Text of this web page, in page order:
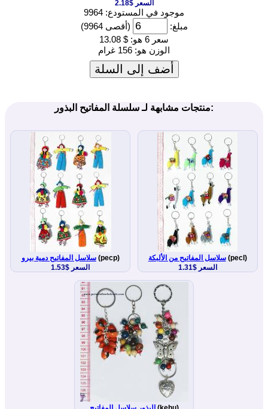
السعر $2.18
موجود في المستودع: 9964
مبلغ:
(أقصى 9964)
سعر 6 هو:
$ 13.08
الوزن هو: 156 غرام
أضف إلى السلة
منتجات مشابهة لـ سلسلة المفاتيح البذور:
سلاسل المفاتيح دمية بيرو(pecp)
السعر $1.53
سلاسل المفاتيح من الألبكة(pecl)
السعر $1.31